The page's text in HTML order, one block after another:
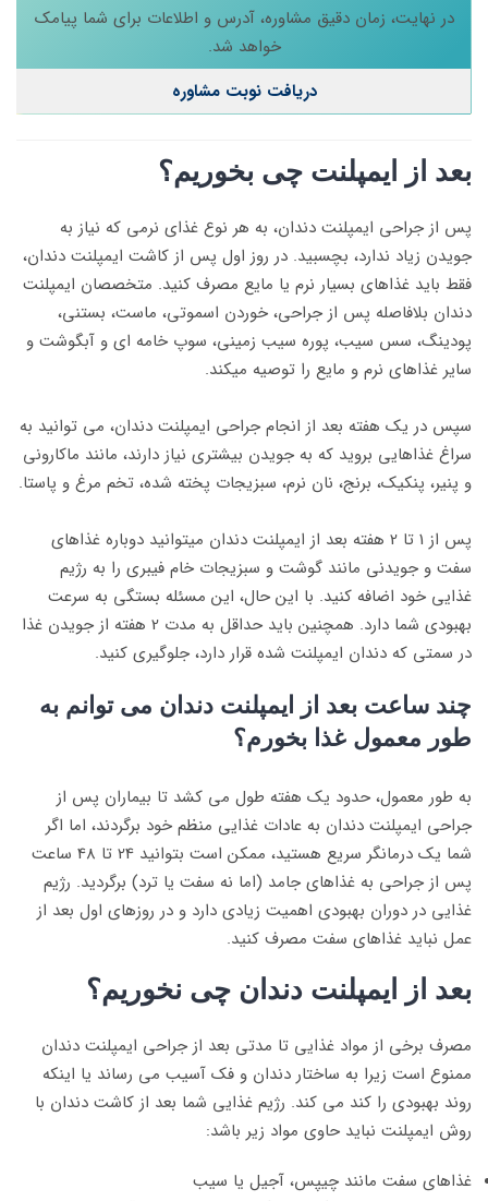
در نهایت، زمان دقیق مشاوره، آدرس و اطلاعات برای شما پیامک
خواهد شد.
دریافت نوبت مشاوره
بعد از ایمپلنت چی بخوریم؟
پس از جراحی ایمپلنت دندان، به هر نوع غذای نرمی که نیاز به
جویدن زیاد ندارد، بچسبید. در روز اول پس از کاشت ایمپلنت دندان،
فقط باید غذاهای بسیار نرم یا مایع مصرف کنید. متخصصان ایمپلنت
دندان بلافاصله پس از جراحی، خوردن اسموتی، ماست، بستنی،
پودینگ، سس سیب، پوره سیب زمینی، سوپ خامه ای و آبگوشت و
سایر غذاهای نرم و مایع را توصیه میکند.
سپس در یک هفته بعد از انجام جراحی ایمپلنت دندان، می توانید به
سراغ غذاهایی بروید که به جویدن بیشتری نیاز دارند، مانند ماکارونی
و پنیر، پنکیک، برنج، نان نرم، سبزیجات پخته شده، تخم مرغ و پاستا.
پس از 1 تا 2 هفته بعد از ایمپلنت دندان میتوانید دوباره غذاهای
سفت و جویدنی مانند گوشت و سبزیجات خام فیبری را به رژیم
غذایی خود اضافه کنید. با این حال، این مسئله بستگی به سرعت
بهبودی شما دارد. همچنین باید حداقل به مدت 2 هفته از جویدن غذا
در سمتی که دندان ایمپلنت شده قرار دارد، جلوگیری کنید.
چند ساعت بعد از ایمپلنت دندان می توانم به
طور معمول غذا بخورم؟
به طور معمول، حدود یک هفته طول می کشد تا بیماران پس از
جراحی ایمپلنت دندان به عادات غذایی منظم خود برگردند، اما اگر
شما یک درمانگر سریع هستید، ممکن است بتوانید 24 تا 48 ساعت
پس از جراحی به غذاهای جامد (اما نه سفت یا ترد) برگردید. رژیم
غذایی در دوران بهبودی اهمیت زیادی دارد و در روزهای اول بعد از
عمل نباید غذاهای سفت مصرف کنید.
بعد از ایمپلنت دندان چی نخوریم؟
مصرف برخی از مواد غذایی تا مدتی بعد از جراحی ایمپلنت دندان
ممنوع است زیرا به ساختار دندان و فک آسیب می رساند یا اینکه
روند بهبودی را کند می کند. رژیم غذایی شما بعد از کاشت دندان با
روش ایمپلنت نباید حاوی مواد زیر باشد:
غذاهای سفت مانند چیپس، آجیل یا سیب